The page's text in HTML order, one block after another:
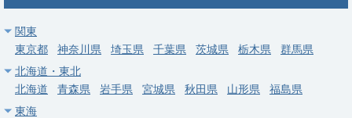
給与 年収 1,500万円 ～ 1,900万円
常勤
【立川市】内科／リウマチ専門外来・週4日可・当直なし・駅チ
カ／年収最大1,700万円
求人病院名
関東
東京都
神奈川県 埼玉県 千葉県 茨城県 栃木県
群馬県
北海道・東北
北海道
青森県 岩手県 宮城県 秋田県 山形県
福島県
東海